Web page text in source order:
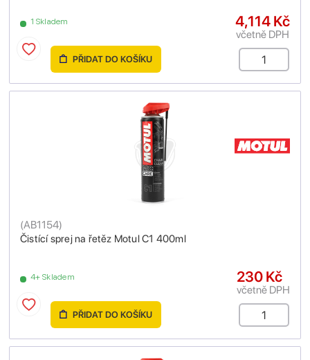
1 Skladem 4,114 Kč
včetně DPH
PŘIDAT DO KOŠÍKU
Čistící sprej na řetěz Motul C1 400ml
(AB1154)
4+ Skladem 230 Kč
včetně DPH
PŘIDAT DO KOŠÍKU